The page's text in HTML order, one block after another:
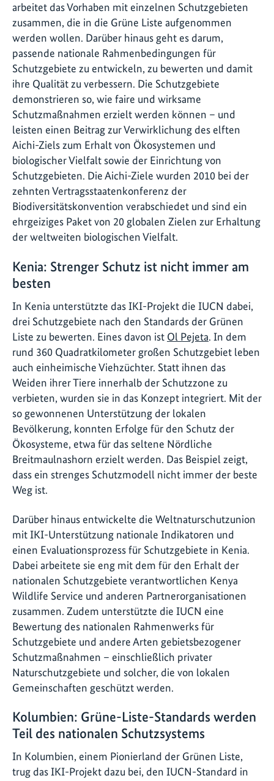
arbeitet das Vorhaben mit einzelnen Schutzgebieten
zusammen, die in die Grüne Liste aufgenommen
werden wollen. Darüber hinaus geht es darum,
passende nationale Rahmenbedingungen für
Schutzgebiete zu entwickeln, zu bewerten und damit
ihre Qualität zu verbessern. Die Schutzgebiete
demonstrieren so, wie faire und wirksame
Schutzmaßnahmen erzielt werden können – und
leisten einen Beitrag zur Verwirklichung des elften
Aichi-Ziels zum Erhalt von Ökosystemen und
biologischer Vielfalt sowie der Einrichtung von
Schutzgebieten. Die Aichi-Ziele wurden 2010 bei der
zehnten Vertragsstaatenkonferenz der
Biodiversitätskonvention verabschiedet und sind ein
ehrgeiziges Paket von 20 globalen Zielen zur Erhaltung
der weltweiten biologischen Vielfalt.
Kenia: Strenger Schutz ist nicht immer am
besten
In Kenia unterstützte das IKI-Projekt die IUCN dabei,
drei Schutzgebiete nach den Standards der Grünen
Liste zu bewerten. Eines davon ist Ol Pejeta. In dem
rund 360 Quadratkilometer großen Schutzgebiet leben
auch einheimische Viehzüchter. Statt ihnen das
Weiden ihrer Tiere innerhalb der Schutzzone zu
verbieten, wurden sie in das Konzept integriert. Mit der
so gewonnenen Unterstützung der lokalen
Bevölkerung, konnten Erfolge für den Schutz der
Ökosysteme, etwa für das seltene Nördliche
Breitmaulnashorn erzielt werden. Das Beispiel zeigt,
dass ein strenges Schutzmodell nicht immer der beste
Weg ist.
Darüber hinaus entwickelte die Weltnaturschutzunion
mit IKI-Unterstützung nationale Indikatoren und
einen Evaluationsprozess für Schutzgebiete in Kenia.
Dabei arbeitete sie eng mit dem für den Erhalt der
nationalen Schutzgebiete verantwortlichen Kenya
Wildlife Service und anderen Partnerorganisationen
zusammen. Zudem unterstützte die IUCN eine
Bewertung des nationalen Rahmenwerks für
Schutzgebiete und andere Arten gebietsbezogener
Schutzmaßnahmen – einschließlich privater
Naturschutzgebiete und solcher, die von lokalen
Gemeinschaften geschützt werden.
Kolumbien: Grüne-Liste-Standards werden
Teil des nationalen Schutzsystems
In Kolumbien, einem Pionierland der Grünen Liste,
trug das IKI-Projekt dazu bei, den IUCN-Standard in